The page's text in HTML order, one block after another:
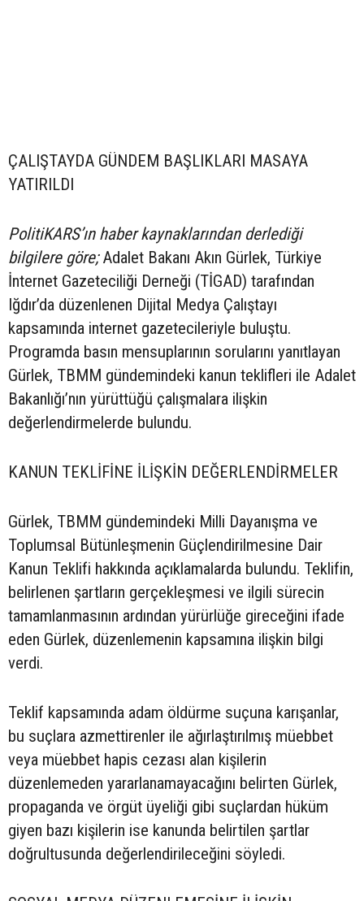
ÇALIŞTAYDA GÜNDEM BAŞLIKLARI MASAYA
YATIRILDI
PolitiKARS’ın haber kaynaklarından derlediği
bilgilere göre;Adalet Bakanı Akın Gürlek, Türkiye
İnternet Gazeteciliği Derneği (TİGAD) tarafından
Iğdır’da düzenlenen Dijital Medya Çalıştayı
kapsamında internet gazetecileriyle buluştu.
Programda basın mensuplarının sorularını yanıtlayan
Gürlek, TBMM gündemindeki kanun teklifleri ile Adalet
Bakanlığı’nın yürüttüğü çalışmalara ilişkin
değerlendirmelerde bulundu.
KANUN TEKLİFİNE İLİŞKİN DEĞERLENDİRMELER
Gürlek, TBMM gündemindeki Milli Dayanışma ve
Toplumsal Bütünleşmenin Güçlendirilmesine Dair
Kanun Teklifi hakkında açıklamalarda bulundu. Teklifin,
belirlenen şartların gerçekleşmesi ve ilgili sürecin
tamamlanmasının ardından yürürlüğe gireceğini ifade
eden Gürlek, düzenlemenin kapsamına ilişkin bilgi
verdi.
Teklif kapsamında adam öldürme suçuna karışanlar,
bu suçlara azmettirenler ile ağırlaştırılmış müebbet
veya müebbet hapis cezası alan kişilerin
düzenlemeden yararlanamayacağını belirten Gürlek,
propaganda ve örgüt üyeliği gibi suçlardan hüküm
giyen bazı kişilerin ise kanunda belirtilen şartlar
doğrultusunda değerlendirileceğini söyledi.